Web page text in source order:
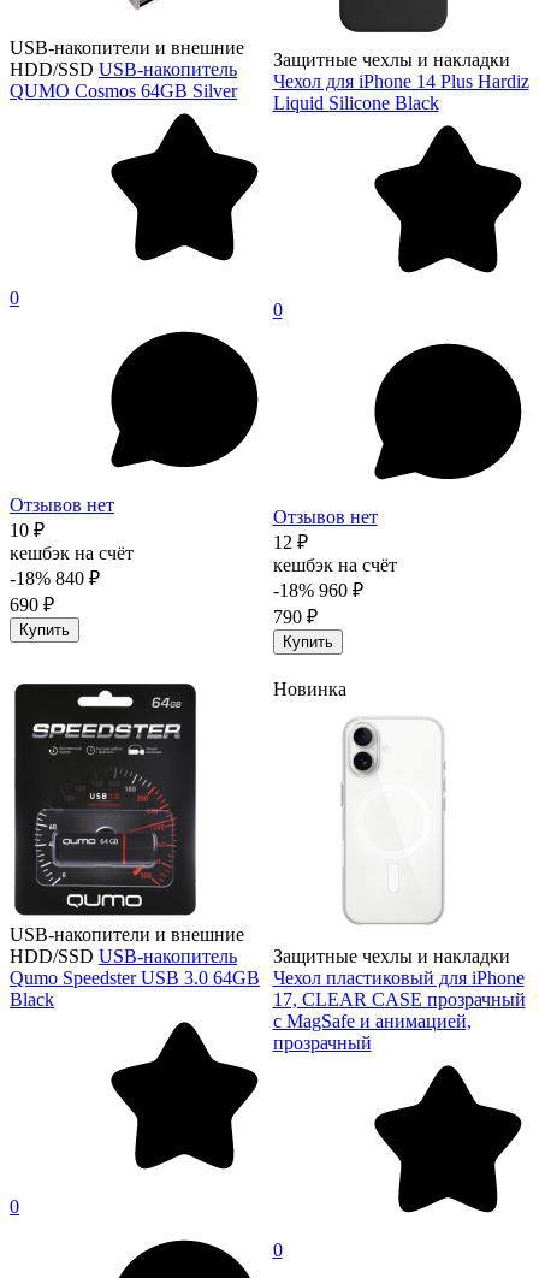
USB-накопители и внешние
HDD/SSD USB-накопитель
QUMO Cosmos 64GB Silver
0
Отзывов нет
10 ₽
кешбэк на счёт
-18% 840 ₽
690 ₽
Купить
Защитные чехлы и накладки
Чехол для iPhone 14 Plus Hardiz
Liquid Silicone Black
0
Отзывов нет
12 ₽
кешбэк на счёт
-18% 960 ₽
790 ₽
Купить
USB-накопители и внешние
HDD/SSD USB-накопитель
Qumo Speedster USB 3.0 64GB
Black
0
Новинка
Защитные чехлы и накладки
Чехол пластиковый для iPhone
17, CLEAR CASE прозрачный
с MagSafe и анимацией,
прозрачный
0